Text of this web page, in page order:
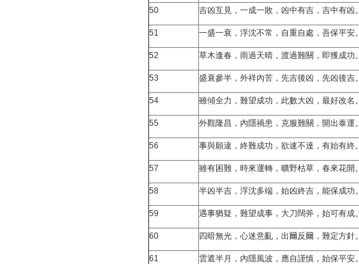
50 吉凶互見，一成一敗，凶中有吉，吉中有凶。
51 一盛一衰，浮沈不常，自重自處，吾保平安。
52 草木逢春，雨過天晴，渡過難關，即獲成功。
53 盛衰參半，外祥內苦，先吉後凶，先凶後吉。
54 雖傾全力，難望成功，此數大凶，最好改名。
55 外觀隆昌，內隱禍患，克服難關，開出泰運。
56 事與願違，終難成功，欲速不達，有始有終。
57 雖有困難，時來運轉，曠野枯草，春來花開。
58 半凶半吉，浮沈多端，始凶終吉，能保成功。
59 遇事猶疑，難望成事，大刀闊斧，始可有成。
60 四暗無光，心迷意亂，出爾反爾，難定方針。
61 雲遮半月，內隱風波，應自謹慎，始保平安。